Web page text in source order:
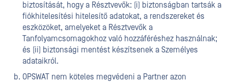
biztosítását, hogy a Résztvevők: (i) biztonságban tartsák a
fiókhitelesítési hitelesítő adatokat, a rendszereket és
eszközöket, amelyeket a Résztvevők a
Tanfolyamcsomagokhoz való hozzáféréshez használnak;
és (ii) biztonsági mentést készítsenek a Személyes
adataikról.
OPSWAT nem köteles megvédeni a Partner azon